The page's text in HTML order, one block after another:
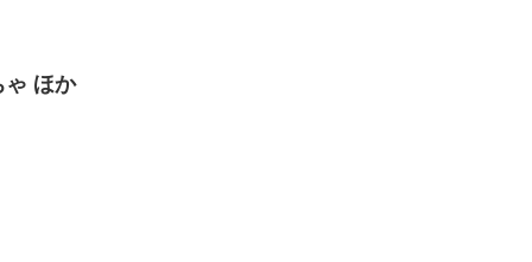
ゃ ほか